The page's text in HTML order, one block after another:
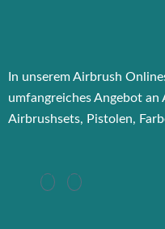
In unserem Airbrush
umfangreiches Angebot an
Airbrushsets, Pistolen,